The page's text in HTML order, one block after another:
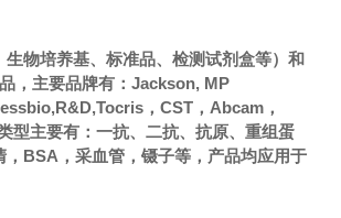
物培养基、标准品、检测试剂盒等）和
，主要品牌有：Jackson, MP
，CST，Abcam，
主要有：一抗、二抗、抗原、重组蛋
BSA，采血管，镊子等，产品均应用于